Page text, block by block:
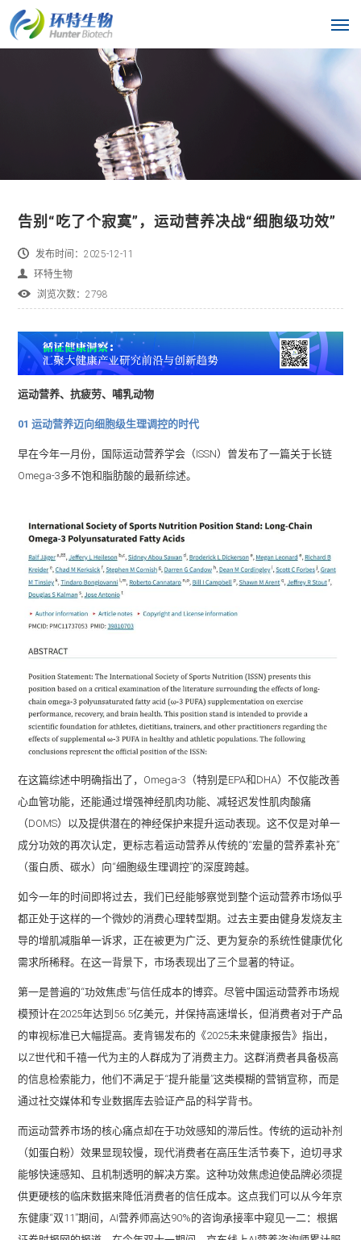
告别“吃了个寂寞”，运动营养决战“细胞级功效”
发布时间：2025-12-11
环特生物
浏览次数：2798
运动营养、抗疲劳、哺乳动物
01 运动营养迈向细胞级生理调控的时代
早在今年一月份，国际运动营养学会（ISSN）曾发布了一篇关于长链
Omega-3多不饱和脂肪酸的最新综述。
在这篇综述中明确指出了，Omega-3（特别是EPA和DHA）不仅能改善
心血管功能，还能通过增强神经肌肉功能、减轻迟发性肌肉酸痛
（DOMS）以及提供潜在的神经保护来提升运动表现。这不仅是对单一
成分功效的再次认定，更标志着运动营养从传统的“宏量的营养素补充”
（蛋白质、碳水）向“细胞级生理调控”的深度跨越。
如今一年的时间即将过去，我们已经能够察觉到整个运动营养市场似乎
都正处于这样的一个微妙的消费心理转型期。过去主要由健身发烧友主
导的增肌减脂单一诉求，正在被更为广泛、更为复杂的系统性健康优化
需求所稀释。在这一背景下，市场表现出了三个显著的特证。
第一是普遍的“功效焦虑”与信任成本的博弈。尽管中国运动营养市场规
模预计在2025年达到56.5亿美元，并保持高速增长，但消费者对于产品
的审视标准已大幅提高。麦肯锡发布的《2025未来健康报告》指出，
以Z世代和千禧一代为主的人群成为了消费主力。这群消费者具备极高
的信息检索能力，他们不满足于“提升能量”这类模糊的营销宣称，而是
通过社交媒体和专业数据库去验证产品的科学背书。
而运动营养市场的核心痛点却在于功效感知的滞后性。传统的运动补剂
（如蛋白粉）效果显现较慢，现代消费者在高压生活节奏下，迫切寻求
能够快速感知、且机制透明的解决方案。这种功效焦虑迫使品牌必须提
供更硬核的临床数据来降低消费者的信任成本。这点我们可以从今年京
东健康“双11”期间，AI营养师高达90%的咨询承接率中窥见一二：根据